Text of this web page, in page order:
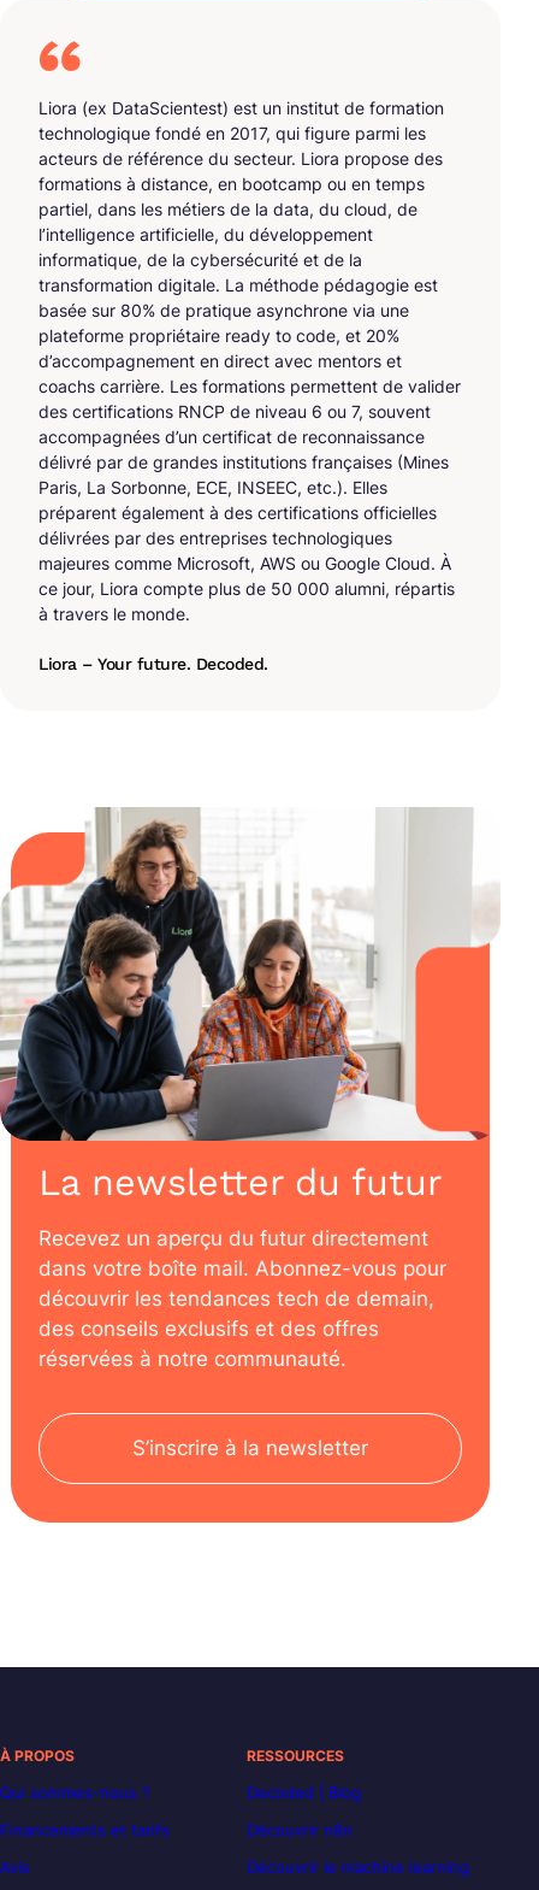
Liora (ex DataScientest) est un institut de formation
technologique fondé en 2017, qui figure parmi les
acteurs de référence du secteur. Liora propose des
formations à distance, en bootcamp ou en temps
partiel, dans les métiers de la data, du cloud, de
l’intelligence artificielle, du développement
informatique, de la cybersécurité et de la
transformation digitale. La méthode pédagogie est
basée sur 80% de pratique asynchrone via une
plateforme propriétaire ready to code, et 20%
d’accompagnement en direct avec mentors et
coachs carrière. Les formations permettent de valider
des certifications RNCP de niveau 6 ou 7, souvent
accompagnées d’un certificat de reconnaissance
délivré par de grandes institutions françaises (Mines
Paris, La Sorbonne, ECE, INSEEC, etc.). Elles
préparent également à des certifications officielles
délivrées par des entreprises technologiques
majeures comme Microsoft, AWS ou Google Cloud. À
ce jour, Liora compte plus de 50 000 alumni, répartis
à travers le monde.
Liora – Your future. Decoded.
La newsletter du futur
Recevez un aperçu du futur directement
dans votre boîte mail. Abonnez-vous pour
découvrir les tendances tech de demain,
des conseils exclusifs et des offres
réservées à notre communauté.
S’inscrire à la newsletter
À PROPOS
Qui sommes-nous ?
Financements et tarifs
Avis
RESSOURCES
Decoded | Blog
Découvrir n8n
Découvrir le machine learning